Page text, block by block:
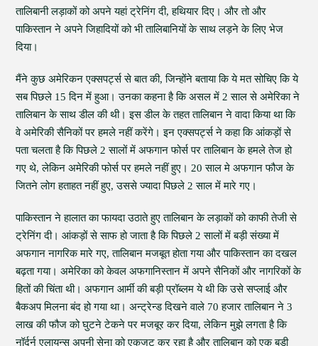
तालिबानी लड़ाकों को अपने यहां ट्रेनिंग दी, हथियार दिए। और तो और
पाकिस्तान ने अपने जिहादियों को भी तालिबानियों के साथ लड़ने के लिए भेज
दिया।
मैंने कुछ अमेरिकन एक्सपर्ट्स से बात की, जिन्होंने बताया कि ये मत सोचिए कि ये
सब पिछले 15 दिन में हुआ। उनका कहना है कि असल में 2 साल से अमेरिका ने
तालिबान के साथ डील की थी। इस डील के तहत तालिबान ने वादा किया था कि
वे अमेरिकी सैनिकों पर हमले नहीं करेंगे। इन एक्सपर्ट्स ने कहा कि आंकड़ों से
पता चलता है कि पिछले 2 सालों में अफगान फोर्स पर तालिबान के हमले तेज हो
गए थे, लेकिन अमेरिकी फोर्स पर हमले नहीं हुए। 20 साल मे अफगान फौज के
जितने लोग हताहत नहीं हुए, उससे ज्यादा पिछले 2 साल में मारे गए।
पाकिस्तान ने हालात का फायदा उठाते हुए तालिबान के लड़ाकों को काफी तेजी से
ट्रेनिंग दी। आंकड़ों से साफ हो जाता है कि पिछले 2 सालों में बड़ी संख्या में
अफगान नागरिक मारे गए, तालिबान मजबूत होता गया और पाकिस्तान का दखल
बढ़ता गया। अमेरिका को केवल अफगानिस्तान में अपने सैनिकों और नागरिकों के
हितों की चिंता थी। अफगान आर्मी की बड़ी प्रॉब्लम ये थी कि उसे सप्लाई और
बैकअप मिलना बंद हो गया था। अन्ट्रेन्ड दिखने वाले 70 हजार तालिबान ने 3
लाख की फौज को घुटने टेकने पर मजबूर कर दिया, लेकिन मुझे लगता है कि
नॉर्दर्न एलायन्स अपनी सेना को एकजुट कर रहा है और तालिबान को एक बड़ी